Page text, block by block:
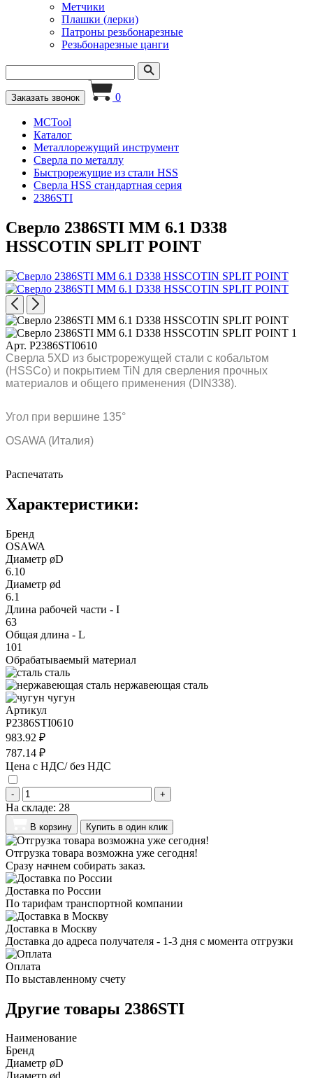
Метчики
Плашки (лерки)
Патроны резьбонарезные
Резьбонарезные цанги
Заказать звонок 0
MCTool
Каталог
Металлорежущий инструмент
Сверла по металлу
Быстрорежущие из стали HSS
Сверла HSS стандартная серия
2386STI
Сверло 2386STI MM 6.1 D338
HSSCOTIN SPLIT POINT
Арт. P2386STI0610
Сверла 5XD из быстрорежущей стали с кобальтом
(HSSCo) и покрытием TiN для сверления прочных
материалов и общего применения (DIN338).
Угол при вершине 135°
OSAWA (Италия)
Распечатать
Характеристики:
Бренд
OSAWA
Диаметр øD
6.10
Диаметр ød
6.1
Длина рабочей части - I
63
Общая длина - L
101
Обрабатываемый материал
сталь
нержавеющая сталь
чугун
Артикул
P2386STI0610
983.92 ₽
787.14 ₽
Цена с НДС/ без НДС
- +
На складе: 28
В корзину Купить в один клик
Отгрузка товара возможна уже сегодня!
Сразу начнем собирать заказ.
Доставка по России
По тарифам транспортной компании
Доставка в Москву
Доставка до адреса получателя - 1-3 дня с момента отгрузки
Оплата
По выставленному счету
Другие товары 2386STI
Наименование
Бренд
Диаметр øD